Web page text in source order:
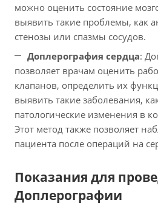
можно оценить состояние
выявить такие проблемы, как
стенозы или спазмы сосудов.
Доплерография сердца:
позволяет врачам оценить
клапанов, определить их
выявить такие заболевания,
патологические изменения в
Этот метод также позволяет
пациента после операций на
Показания для
Доплерографии